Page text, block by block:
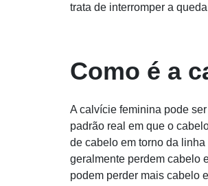
trata de interromper a
Como é a
A calvície feminina pode
padrão real em que o
de cabelo em torno da
geralmente perdem cabelo
podem perder mais cabelo